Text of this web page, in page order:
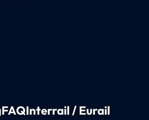
FAQInterrail / Eurail